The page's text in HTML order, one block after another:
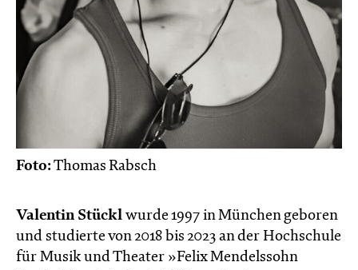
Foto:Thomas Rabsch
Valentin Stückl wurde 1997 in München geboren
und studierte von 2018 bis 2023 an der Hochschule
für Musik und Theater »Felix Mendelssohn